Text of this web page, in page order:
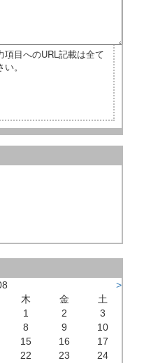
項目へのURL記載は全て
。
>
木 金
土
1
2
3
8 9
10
15 16
17
22 23
24